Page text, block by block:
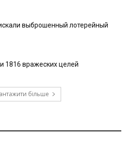
выброшенный лотерейный
1816 вражеских целей
більше